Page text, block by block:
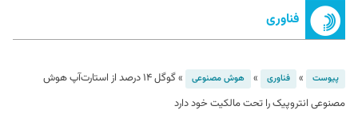
فناوری
پیوست » فناوری » هوش مصنوعی »
گوگل ۱۴ درصد از استارت‌آپ هوش
مصنوعی انتروپیک را تحت مالکیت خود دارد